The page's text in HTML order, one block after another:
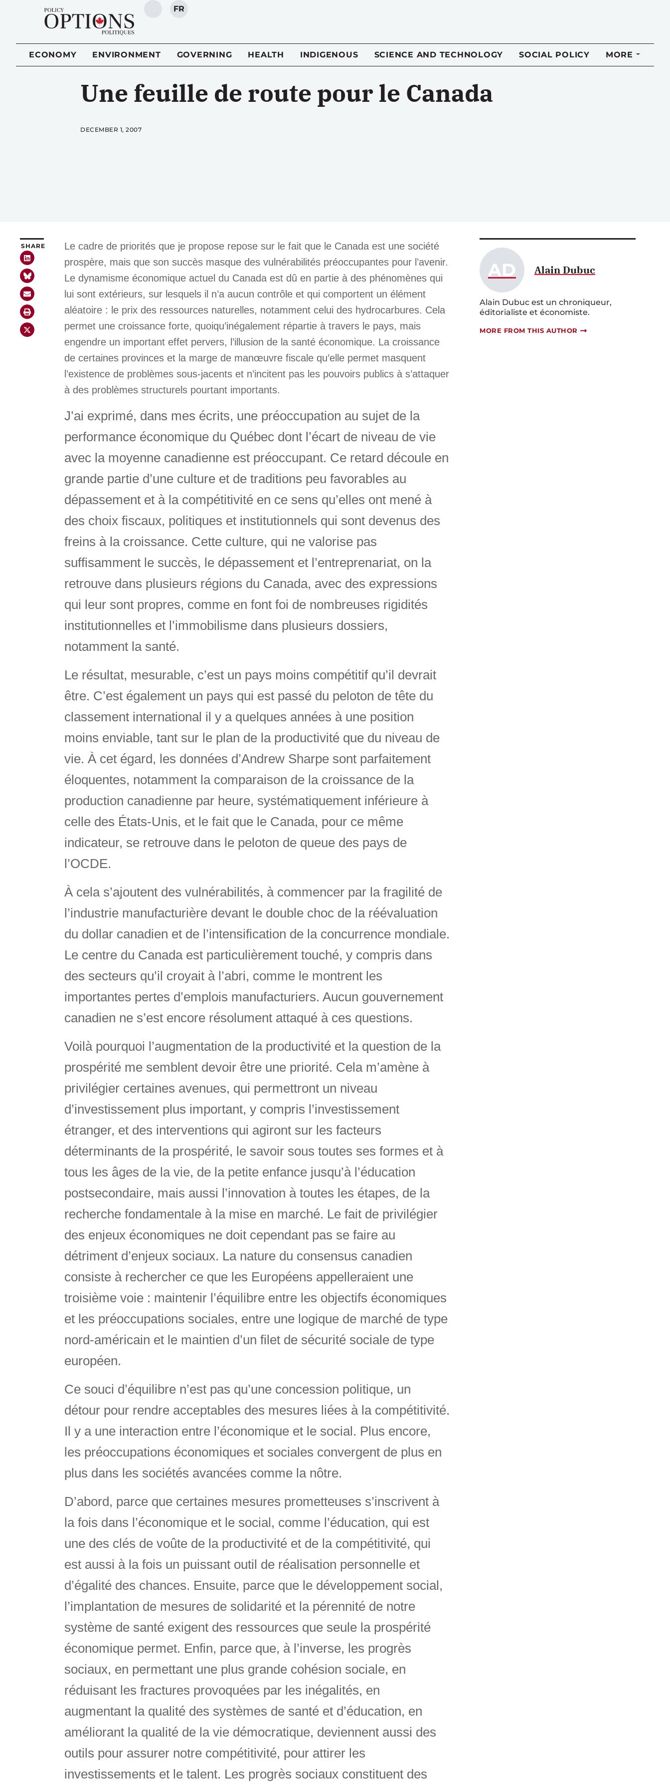
SEARCH
FR
ECONOMY ENVIRONMENT GOVERNING HEALTH INDIGENOUS SCIENCE AND TECHNOLOGY SOCIAL POLICY MORE
Une feuille de route pour le Canada
DECEMBER 1, 2007
SHARE
Le cadre de priorités que je propose repose sur le fait que le Canada est une société
prospère, mais que son succès masque des vulnérabilités préoccupantes pour l’avenir.
Le dynamisme économique actuel du Canada est dû en partie à des phénomènes qui
lui sont extérieurs, sur lesquels il n’a aucun contrôle et qui comportent un élément
aléatoire : le prix des ressources naturelles, notamment celui des hydrocarbures. Cela
permet une croissance forte, quoiqu’inégalement répartie à travers le pays, mais
engendre un important effet pervers, l’illusion de la santé économique. La croissance
de certaines provinces et la marge de manœuvre fiscale qu’elle permet masquent
l’existence de problèmes sous-jacents et n’incitent pas les pouvoirs publics à s’attaquer
à des problèmes structurels pourtant importants.
J’ai exprimé, dans mes écrits, une préoccupation au sujet de la
performance économique du Québec dont l’écart de niveau de vie
avec la moyenne canadienne est préoccupant. Ce retard découle en
grande partie d’une culture et de traditions peu favorables au
dépassement et à la compétitivité en ce sens qu’elles ont mené à
des choix fiscaux, politiques et institutionnels qui sont devenus des
freins à la croissance. Cette culture, qui ne valorise pas
suffisamment le succès, le dépassement et l’entreprenariat, on la
retrouve dans plusieurs régions du Canada, avec des expressions
qui leur sont propres, comme en font foi de nombreuses rigidités
institutionnelles et l’immobilisme dans plusieurs dossiers,
notamment la santé.
Le résultat, mesurable, c’est un pays moins compétitif qu’il devrait
être. C’est également un pays qui est passé du peloton de tête du
classement international il y a quelques années à une position
moins enviable, tant sur le plan de la productivité que du niveau de
vie. À cet égard, les données d’Andrew Sharpe sont parfaitement
éloquentes, notamment la comparaison de la croissance de la
production canadienne par heure, systématiquement inférieure à
celle des États-Unis, et le fait que le Canada, pour ce même
indicateur, se retrouve dans le peloton de queue des pays de
l’OCDE.
À cela s’ajoutent des vulnérabilités, à commencer par la fragilité de
l’industrie manufacturière devant le double choc de la réévaluation
du dollar canadien et de l’intensification de la concurrence mondiale.
Le centre du Canada est particulièrement touché, y compris dans
des secteurs qu’il croyait à l’abri, comme le montrent les
importantes pertes d’emplois manufacturiers. Aucun gouvernement
canadien ne s’est encore résolument attaqué à ces questions.
Voilà pourquoi l’augmentation de la productivité et la question de la
prospérité me semblent devoir être une priorité. Cela m’amène à
privilégier certaines avenues, qui permettront un niveau
d’investissement plus important, y compris l’investissement
étranger, et des interventions qui agiront sur les facteurs
déterminants de la prospérité, le savoir sous toutes ses formes et à
tous les âges de la vie, de la petite enfance jusqu’à l’éducation
postsecondaire, mais aussi l’innovation à toutes les étapes, de la
recherche fondamentale à la mise en marché. Le fait de privilégier
des enjeux économiques ne doit cependant pas se faire au
détriment d’enjeux sociaux. La nature du consensus canadien
consiste à rechercher ce que les Européens appelleraient une
troisième voie : maintenir l’équilibre entre les objectifs économiques
et les préoccupations sociales, entre une logique de marché de type
nord-américain et le maintien d’un filet de sécurité sociale de type
européen.
Ce souci d’équilibre n’est pas qu’une concession politique, un
détour pour rendre acceptables des mesures liées à la compétitivité.
Il y a une interaction entre l’économique et le social. Plus encore,
les préoccupations économiques et sociales convergent de plus en
plus dans les sociétés avancées comme la nôtre.
D’abord, parce que certaines mesures prometteuses s’inscrivent à
la fois dans l’économique et le social, comme l’éducation, qui est
une des clés de voûte de la productivité et de la compétitivité, qui
est aussi à la fois un puissant outil de réalisation personnelle et
d’égalité des chances. Ensuite, parce que le développement social,
l’implantation de mesures de solidarité et la pérennité de notre
système de santé exigent des ressources que seule la prospérité
économique permet. Enfin, parce que, à l’inverse, les progrès
sociaux, en permettant une plus grande cohésion sociale, en
réduisant les fractures provoquées par les inégalités, en
augmentant la qualité des systèmes de santé et d’éducation, en
améliorant la qualité de la vie démocratique, deviennent aussi des
outils pour assurer notre compétitivité, pour attirer les
investissements et le talent. Les progrès sociaux constituent des
AD Alain Dubuc
Alain Dubuc est un chroniqueur,
éditorialiste et économiste.
MORE FROM THIS AUTHOR